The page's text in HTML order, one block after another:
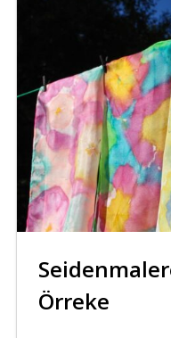
Örreke